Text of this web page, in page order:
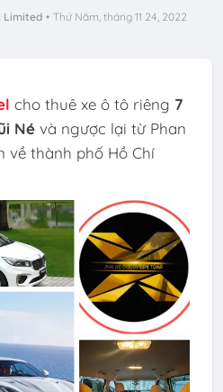
Limited • Thứ Năm, tháng 11 24, 2022
cho thuê xe ô tô riêng 7
Névà ngược lại từ Phan
về thành phố Hồ Chí